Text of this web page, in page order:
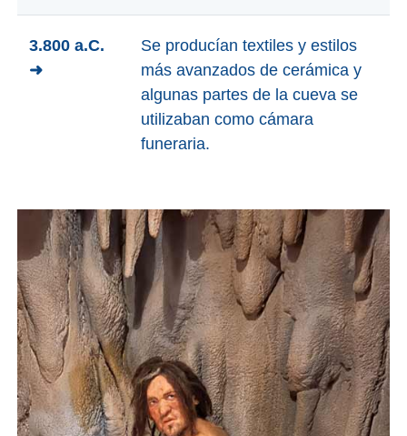
3.800 a.C.
➜
Se producían textiles y estilos
más avanzados de cerámica y
algunas partes de la cueva se
utilizaban como cámara
funeraria.